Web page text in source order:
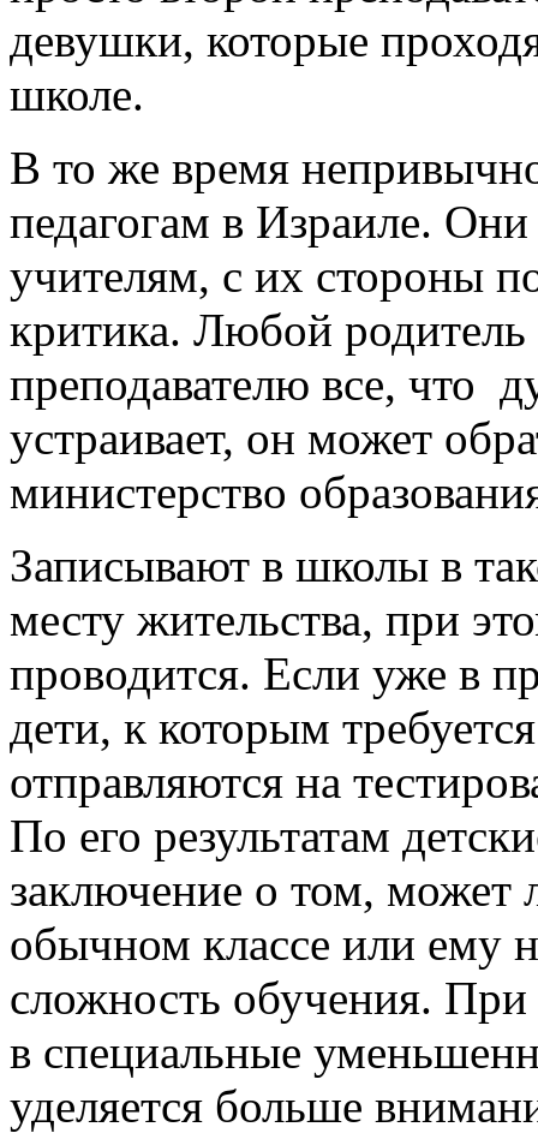
девушки, которые
школе.
В то же время
педагогам в Израиле.
учителям, с их стороны
критика. Любой
преподавателю все, что
устраивает, он может
министерство
Записывают в школы в
месту жительства, при
проводится. Если уже в
дети, к которым
отправляются на
По его результатам
заключение о том, может
обычном классе или ему
сложность обучения. При
в специальные
уделяется больше